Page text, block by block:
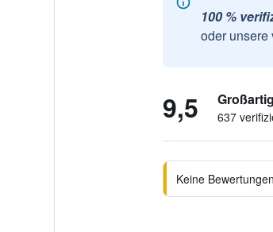
100 %
oder unsere
9,5 Großartig
637
Keine